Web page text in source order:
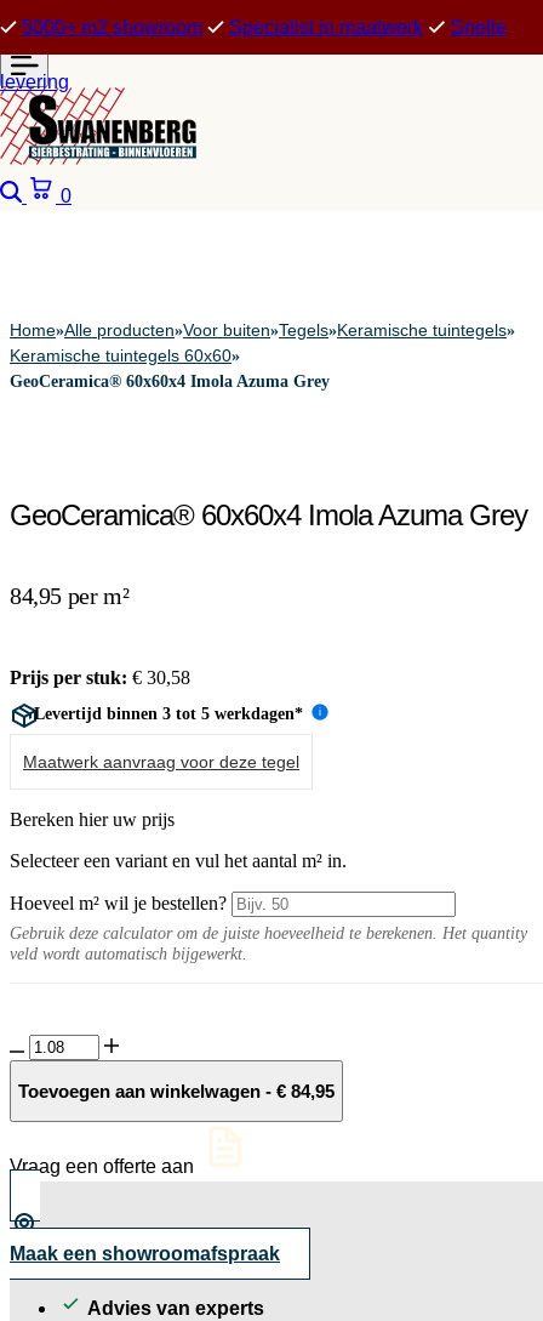
5000+ m2 showroom Specialist in maatwerk Snelle
levering
Zoeken
0
Home»Alle producten»Voor buiten»Tegels»Keramische tuintegels»
Keramische tuintegels 60x60»
GeoCeramica® 60x60x4 Imola Azuma Grey
GeoCeramica® 60x60x4 Imola Azuma Grey
84,95 per m²
Prijs per stuk: € 30,58
Levertijd binnen 3 tot 5 werkdagen* i
Maatwerk aanvraag voor deze tegel
Bereken hier uw prijs
Selecteer een variant en vul het aantal m² in.
Hoeveel m² wil je bestellen?
Gebruik deze calculator om de juiste hoeveelheid te berekenen. Het quantity
veld wordt automatisch bijgewerkt.
GeoCeramica®
60x60x4
Imola
Toevoegen aan winkelwagen - € 84,95
Vraag een offerte aan
Maak een showroomafspraak
Advies van experts